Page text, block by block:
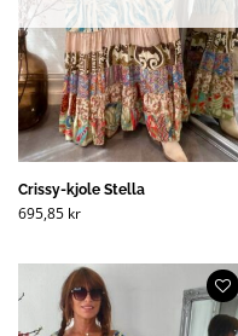
Crissy-kjole Stella
695,85 kr